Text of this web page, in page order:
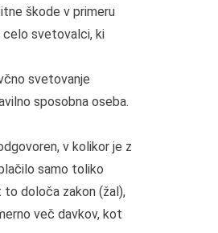
škode v primeru
celo svetovalci, ki
svetovanje
sposobna oseba.
v kolikor je z
samo toliko
to določa zakon (žal),
več davkov, kot